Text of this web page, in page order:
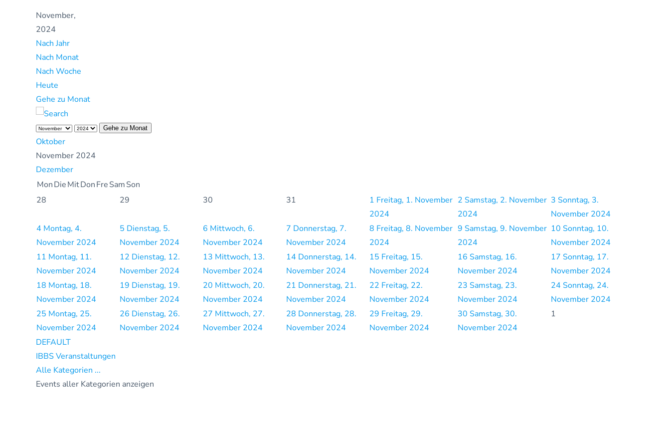
November,
2024
Nach Jahr
Nach Monat
Nach Woche
Heute
Gehe zu Monat
Gehe zu Monat
Oktober
November 2024
Dezember
MonDieMitDonFreSamSon
28
29 30 31 1 Freitag, 1. November
2024
2 Samstag, 2. November
2024
3 Sonntag, 3.
November 2024
4 Montag, 4.
November 2024
5 Dienstag, 5.
November 2024
6 Mittwoch, 6.
November 2024
7 Donnerstag, 7.
November 2024
8 Freitag, 8. November
2024
9 Samstag, 9. November
2024
10 Sonntag, 10.
November 2024
11 Montag, 11.
November 2024
12 Dienstag, 12.
November 2024
13 Mittwoch, 13.
November 2024
14 Donnerstag, 14.
November 2024
15 Freitag, 15.
November 2024
16 Samstag, 16.
November 2024
17 Sonntag, 17.
November 2024
18 Montag, 18.
November 2024
19 Dienstag, 19.
November 2024
20 Mittwoch, 20.
November 2024
21 Donnerstag, 21.
November 2024
22 Freitag, 22.
November 2024
23 Samstag, 23.
November 2024
24 Sonntag, 24.
November 2024
25 Montag, 25.
November 2024
26 Dienstag, 26.
November 2024
27 Mittwoch, 27.
November 2024
28 Donnerstag, 28.
November 2024
29 Freitag, 29.
November 2024
30 Samstag, 30.
November 2024
1
DEFAULT
IBBS Veranstaltungen
Alle Kategorien ...
Events aller Kategorien anzeigen